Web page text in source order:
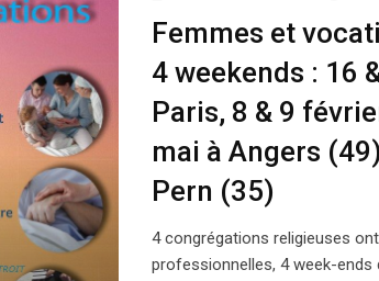
Femmes et
4 weekends : 16
Paris, 8 & 9
mai à Angers
Pern (35)
4 congrégations religieuses
professionnelles, 4 week-